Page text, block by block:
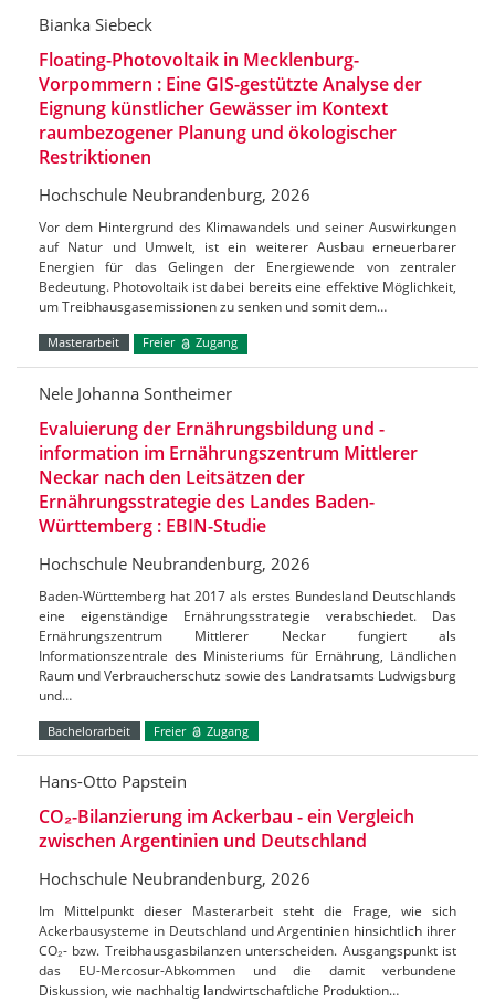
Bianka Siebeck
Floating-Photovoltaik in Mecklenburg-
Vorpommern : Eine GIS-gestützte Analyse der
Eignung künstlicher Gewässer im Kontext
raumbezogener Planung und ökologischer
Restriktionen
Hochschule Neubrandenburg, 2026
Vor dem Hintergrund des Klimawandels und seiner Auswirkungen
auf Natur und Umwelt, ist ein weiterer Ausbau erneuerbarer
Energien für das Gelingen der Energiewende von zentraler
Bedeutung. Photovoltaik ist dabei bereits eine effektive Möglichkeit,
um Treibhausgasemissionen zu senken und somit dem…
Masterarbeit Freier Zugang
Nele Johanna Sontheimer
Evaluierung der Ernährungsbildung und -
information im Ernährungszentrum Mittlerer
Neckar nach den Leitsätzen der
Ernährungsstrategie des Landes Baden-
Württemberg : EBIN-Studie
Hochschule Neubrandenburg, 2026
Baden-Württemberg hat 2017 als erstes Bundesland Deutschlands
eine eigenständige Ernährungsstrategie verabschiedet. Das
Ernährungszentrum Mittlerer Neckar fungiert als
Informationszentrale des Ministeriums für Ernährung, Ländlichen
Raum und Verbraucherschutz sowie des Landratsamts Ludwigsburg
und…
Bachelorarbeit Freier Zugang
Hans-Otto Papstein
CO₂-Bilanzierung im Ackerbau - ein Vergleich
zwischen Argentinien und Deutschland
Hochschule Neubrandenburg, 2026
Im Mittelpunkt dieser Masterarbeit steht die Frage, wie sich
Ackerbausysteme in Deutschland und Argentinien hinsichtlich ihrer
CO₂- bzw. Treibhausgasbilanzen unterscheiden. Ausgangspunkt ist
das EU-Mercosur-Abkommen und die damit verbundene
Diskussion, wie nachhaltig landwirtschaftliche Produktion…